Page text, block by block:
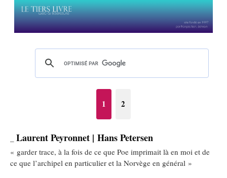
1 2
Laurent Peyronnet | Hans Petersen
« garder trace, à la fois de ce que Poe imprimait là en moi et de
ce que l’archipel en particulier et la Norvège en général »